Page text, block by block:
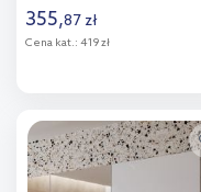
355,87 zł
Cena kat.: 419 zł
Dodaj do
porównania